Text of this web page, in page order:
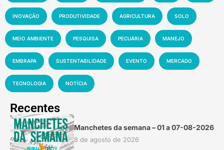
INOVAÇÃO PRODUTIVIDADE AGRICULTURA SOLO
MEIO AMBIENTE PESQUISA PECUÁRIA MANEJO
EMBRAPA SUSTENTABILIDADE EVENTO MERCADO
TECNOLOGIA NOTÍCIA
Recentes
Manchetes da semana – 01 a 07-08-2026
8 de agosto de 2026